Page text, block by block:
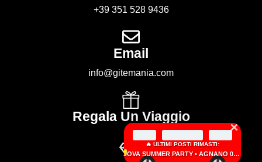
+39 351 528 9436
Email
info@gitemania.com
Regala Un Viaggio
×
🔥 ULTIMI POSTI RIMASTI:
JOVA SUMMER PARTY • AGNANO 05 SETTEMBRE 2026